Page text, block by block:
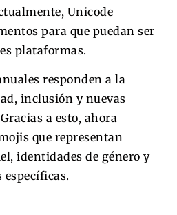
Unicode
para que puedan ser
plataformas.
responden a la
inclusión y nuevas
a esto, ahora
que representan
identidades de género y